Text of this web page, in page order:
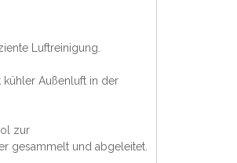
Luftreinigung.
kühler Außenluft in der
zur
gesammelt und abgeleitet.